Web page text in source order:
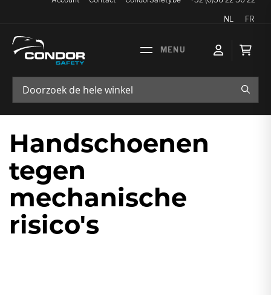
Taal
NL FR
ZOEK
Handschoenen
tegen
mechanische
risico's